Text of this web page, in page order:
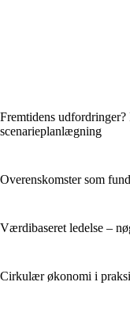
Fremtidens
scenarieplanlægning
Overenskomster som
Værdibaseret ledelse –
Cirkulær økonomi i